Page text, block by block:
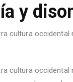
y
cultura occidental
cultura occidental